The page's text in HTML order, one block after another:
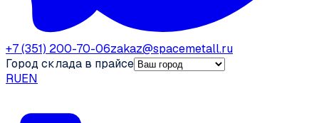
+7 (351) 200-70-06zakaz@spacemetall.ru
Город склада в прайсе
RUEN